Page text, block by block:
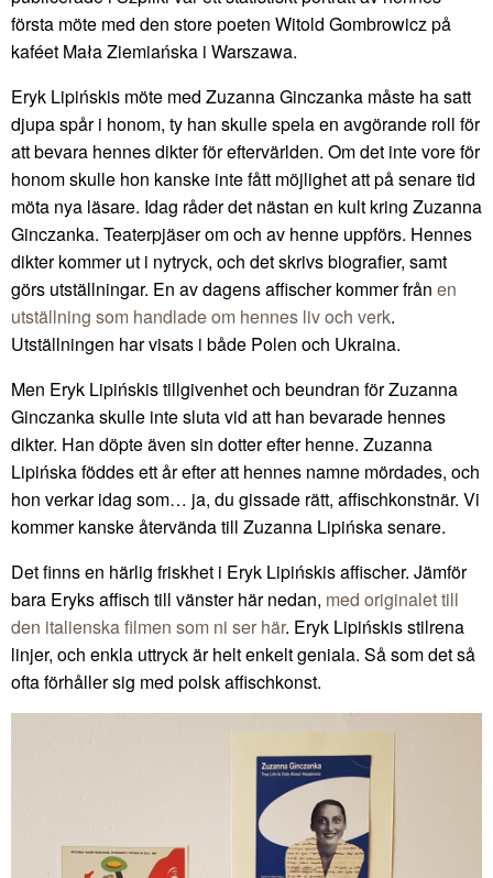
första möte med den store poeten Witold Gombrowicz på
kaféet Mała Ziemiańska i Warszawa.
Eryk Lipińskis möte med Zuzanna Ginczanka måste ha satt
djupa spår i honom, ty han skulle spela en avgörande roll för
att bevara hennes dikter för eftervärlden. Om det inte vore för
honom skulle hon kanske inte fått möjlighet att på senare tid
möta nya läsare. Idag råder det nästan en kult kring Zuzanna
Ginczanka. Teaterpjäser om och av henne uppförs. Hennes
dikter kommer ut i nytryck, och det skrivs biografier, samt
görs utställningar. En av dagens affischer kommer från en
utställning som handlade om hennes liv och verk.
Utställningen har visats i både Polen och Ukraina.
Men Eryk Lipińskis tillgivenhet och beundran för Zuzanna
Ginczanka skulle inte sluta vid att han bevarade hennes
dikter. Han döpte även sin dotter efter henne. Zuzanna
Lipińska föddes ett år efter att hennes namne mördades, och
hon verkar idag som… ja, du gissade rätt, affischkonstnär. Vi
kommer kanske återvända till Zuzanna Lipińska senare.
Det finns en härlig friskhet i Eryk Lipińskis affischer. Jämför
bara Eryks affisch till vänster här nedan, med originalet till
den italienska filmen som ni ser här. Eryk Lipińskis stilrena
linjer, och enkla uttryck är helt enkelt geniala. Så som det så
ofta förhåller sig med polsk affischkonst.